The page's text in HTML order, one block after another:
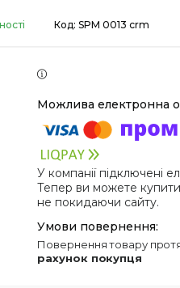
Код: SPM 0013 crm
У компанії підключені
Тепер ви можете
не покидаючи сайту.
повернення товару
рахунок покупця